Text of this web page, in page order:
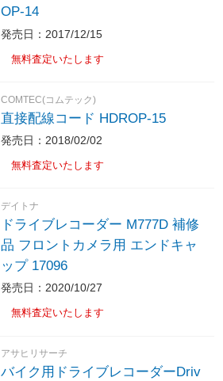
OP-14
発売日：2017/12/15
無料査定いたします
COMTEC(コムテック)
直接配線コード HDROP-15
発売日：2018/02/02
無料査定いたします
デイトナ
ドライブレコーダー M777D 補修
品 フロントカメラ用 エンドキャ
ップ 17096
発売日：2020/10/27
無料査定いたします
アサヒリサーチ
バイク用ドライブレコーダーDriv